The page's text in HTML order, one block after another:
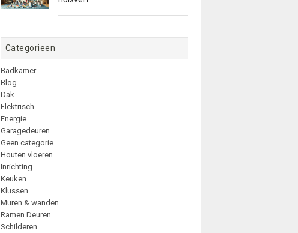
Categorieen
Badkamer
Blog
Dak
Elektrisch
Energie
Garagedeuren
Geen categorie
Houten vloeren
Inrichting
Keuken
Klussen
Muren & wanden
Ramen Deuren
Schilderen